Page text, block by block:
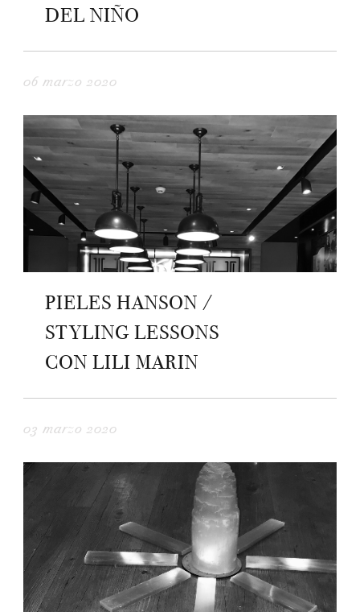
DEL NIÑO
06 marzo 2020
PIELES HANSON /
STYLING LESSONS
CON LILI MARIN
03 marzo 2020